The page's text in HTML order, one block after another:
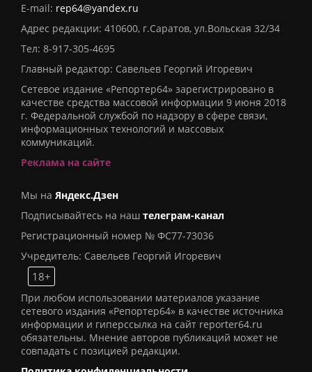
E-mail: rep64@yandex.ru
Адрес редакции: 410600, г.Саратов, ул.Вольская 32/34
Тел: 8-917-305-4695
Главный редактор: Савельев Георгий Игоревич
Сетевое издание «Репортер64» зарегистрировано в
качестве средства массовой информации 9 июня 2018
г. Федеральной службой по надзору в сфере связи,
информационных технологий и массовых
коммуникаций.
Реклама на сайте
Мы на Яндекс.Дзен
Подписывайтесь на наш телеграм-канал
Регистрационный номер № ФС77-73036
Учредитель: Савельев Георгий Игоревич
18+
При любом использовании материалов указание
сетевого издания «Репортер64» в качестве источника
информации и гиперссылка на сайт reporter64.ru
обязательны. Мнение авторов публикаций может не
совпадать с позицией редакции.